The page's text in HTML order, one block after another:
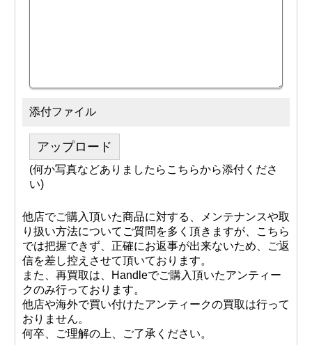
添付ファイル
アップロード
(何か写真などありましたらこちらから添付くださ
い)
他店でご購入頂いた商品に対する、メンテナンスや取
り扱い方法についてご質問を多く頂きますが、こちら
では把握できず、正確にお返事が出来ないため、ご返
信を差し控えさせて頂いております。
また、再買取は、Handleでご購入頂いたアンティー
クのみ行っております。
他店や海外で買い付けたアンティークの買取は行って
おりません。
何卒、ご理解の上、ご了承ください。